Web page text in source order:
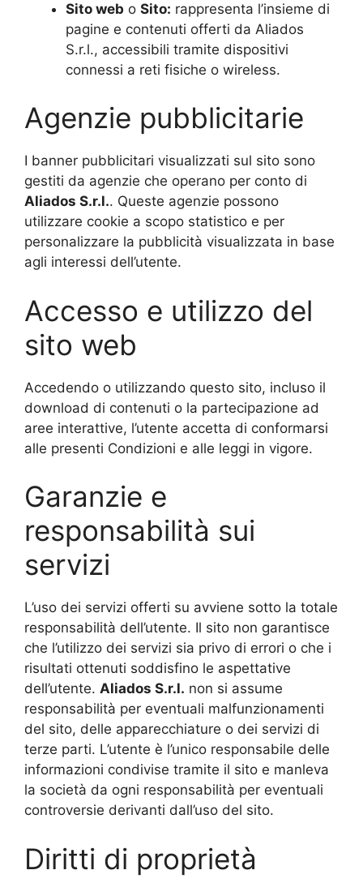
Sito web o Sito: rappresenta l’insieme di
pagine e contenuti offerti da Aliados
S.r.l., accessibili tramite dispositivi
connessi a reti fisiche o wireless.
Agenzie pubblicitarie
I banner pubblicitari visualizzati sul sito sono
gestiti da agenzie che operano per conto di
Aliados S.r.l.. Queste agenzie possono
utilizzare cookie a scopo statistico e per
personalizzare la pubblicità visualizzata in base
agli interessi dell’utente.
Accesso e utilizzo del
sito web
Accedendo o utilizzando questo sito, incluso il
download di contenuti o la partecipazione ad
aree interattive, l’utente accetta di conformarsi
alle presenti Condizioni e alle leggi in vigore.
Garanzie e
responsabilità sui
servizi
L’uso dei servizi offerti su avviene sotto la totale
responsabilità dell’utente. Il sito non garantisce
che l’utilizzo dei servizi sia privo di errori o che i
risultati ottenuti soddisfino le aspettative
dell’utente. Aliados S.r.l. non si assume
responsabilità per eventuali malfunzionamenti
del sito, delle apparecchiature o dei servizi di
terze parti. L’utente è l’unico responsabile delle
informazioni condivise tramite il sito e manleva
la società da ogni responsabilità per eventuali
controversie derivanti dall’uso del sito.
Diritti di proprietà